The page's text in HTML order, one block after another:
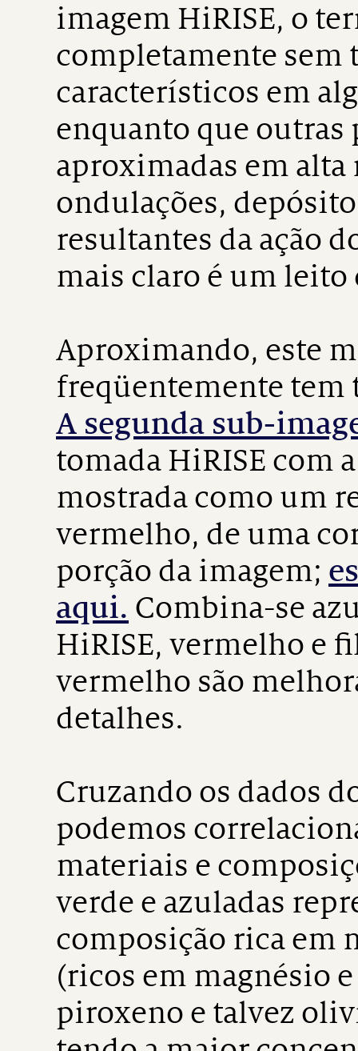
imagem HiRISE, o
completamente sem
característicos em
enquanto que outras
aproximadas em
ondulações,
resultantes da ação
mais claro é um leito
Aproximando, este
freqüentemente tem
A segunda sub-
tomada HiRISE com
mostrada como um
vermelho, de uma
porção da imagem;
aqui. Combina-se
HiRISE, vermelho e
vermelho são
detalhes.
Cruzando os dados
podemos
materiais e
verde e azuladas
composição rica em
(ricos em magnésio
piroxeno e talvez